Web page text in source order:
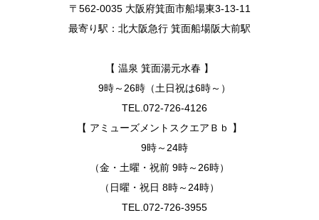
〒562-0035 大阪府箕面市船場東3-13-11
最寄り駅：北大阪急行 箕面船場阪大前駅
【 温泉 箕面湯元水春 】
9時～26時（土日祝は6時～）
TEL.072-726-4126
【 アミューズメントスクエアＢｂ 】
9時～24時
（金・土曜・祝前 9時～26時）
（日曜・祝日 8時～24時）
TEL.072-726-3955